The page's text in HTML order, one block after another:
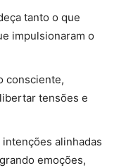
tanto o que
impulsionaram o
consciente,
tensões e
intenções alinhadas
emoções,